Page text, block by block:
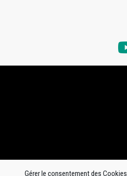
Gérer le consentement des Cookies